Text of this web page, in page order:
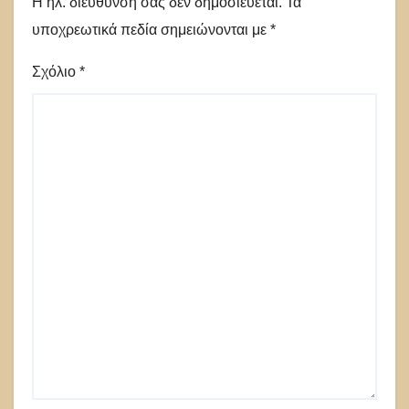
υποχρεωτικά πεδία σημειώνονται με *
Σχόλιο *